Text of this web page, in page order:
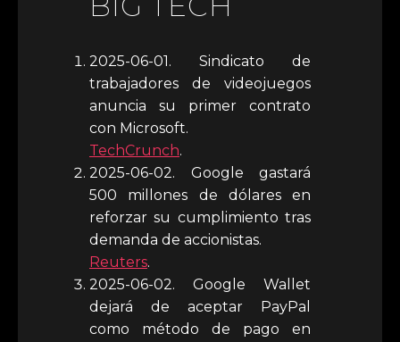
2025-06-01. Sindicato de
trabajadores de videojuegos
anuncia su primer contrato
con Microsoft.
TechCrunch.
2025-06-02. Google gastará
500 millones de dólares en
reforzar su cumplimiento tras
demanda de accionistas.
Reuters.
2025-06-02. Google Wallet
dejará de aceptar PayPal
como método de pago en